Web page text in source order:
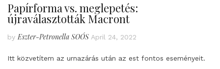
Papírforma vs. meglepetés:
újraválasztották Macront
by Eszter-Petronella SOÓS April 24, 2022
Itt közvetítem az urnazárás után az est fontos eseményeit.